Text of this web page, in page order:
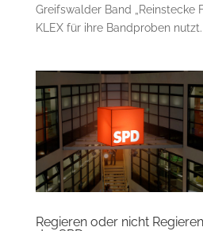
Greifswalder Band „Reinstecke
KLEX für ihre Bandproben nutzt.
Regieren oder nicht